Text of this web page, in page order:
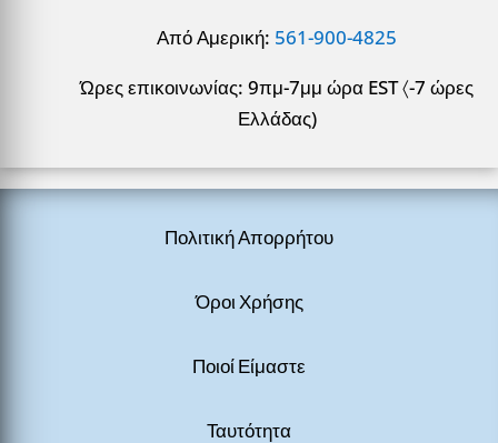
Από Αμερική: 561-900-4825
Ώρες επικοινωνίας: 9πμ-7μμ ώρα EST 〈-7 ώρες
Ελλάδας)
Πολιτική Απορρήτου
Όροι Χρήσης
Ποιοί Είμαστε
Ταυτότητα